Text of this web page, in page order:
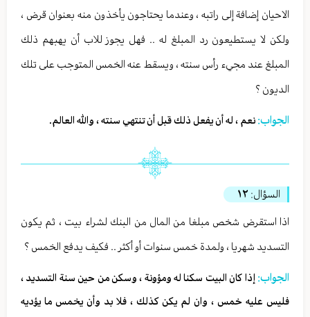
الاحيان إضافة إلى راتبه ، وعندما يحتاجون يأخذون منه بعنوان قرض ،
ولكن لا يستطيعون رد المبلغ له .. فهل يجوز للاب أن يهبهم ذلك
المبلغ عند مجيء رأس سنته ، ويسقط عنه الخمس المتوجب على تلك
الديون ؟
الجواب: نعم ، له أن يفعل ذلك قبل أن تنتهي سنته ، والله العالم.
السؤال: ١٢
اذا استقرض شخص مبلغا من المال من البنك لشراء بيت ، ثم يكون
التسديد شهريا ، ولمدة خمس سنوات أو أكثر .. فكيف يدفع الخمس ؟
الجواب: إذا كان البيت سكنا له ومؤونة ، وسكن من حين سنة التسديد ،
فليس عليه خمس ، وان لم يكن كذلك ، فلا بد وأن يخمس ما يؤديه